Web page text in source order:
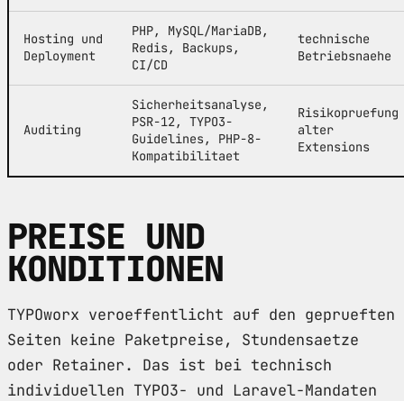
Hosting und
Deployment
PHP, MySQL/MariaDB,
Redis, Backups,
CI/CD
technische
Betriebsnaehe
Auditing
Sicherheitsanalyse,
PSR-12, TYPO3-
Guidelines, PHP-8-
Kompatibilitaet
Risikopruefung
alter
Extensions
PREISE UND
KONDITIONEN
TYPOworx veroeffentlicht auf den geprueften
Seiten keine Paketpreise, Stundensaetze
oder Retainer. Das ist bei technisch
individuellen TYPO3- und Laravel-Mandaten